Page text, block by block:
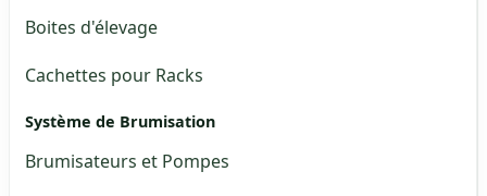
Boites d'élevage
Cachettes pour Racks
Système de Brumisation
Brumisateurs et Pompes